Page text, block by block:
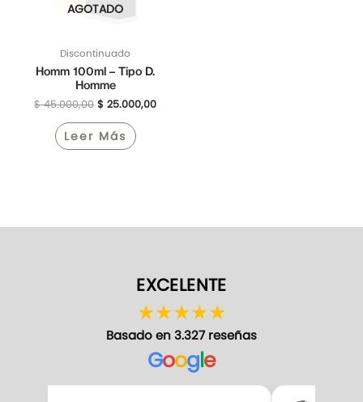
AGOTADO
Discontinuado
Homm 100ml – Tipo D.
Homme
$45.000,00 $ 25.000,00
Leer Más
EXCELENTE
★★★★★
Basado en 3.327 reseñas
Google